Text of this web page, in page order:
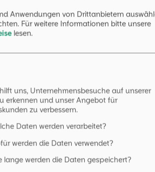
Initiation Protocol)
das für den Aufbau, die
Abbau von
in IP-basierten
wurde.
Anwendungen von Drittanbietern
Für weitere Informationen bitte unsere
lesen.
uns, Unternehmensbesuche auf unserer
erkennen und unser Angebot für
zu verbessern.
Daten werden verarbeitet?
werden die Daten verwendet?
lange werden die Daten gespeichert?